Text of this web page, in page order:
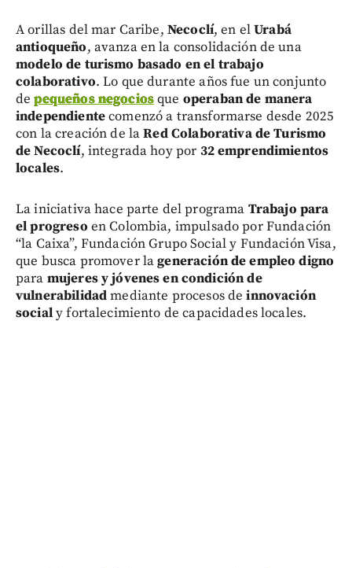
A orillas del mar Caribe, Necoclí, en elUrabá
antioqueño, avanza en la consolidación de una
modelo de turismo basado en el trabajo
colaborativo. Lo que durante años fue un conjunto
depequeños negociosque operaban de manera
independientecomenzó a transformarse desde 2025
con la creación de laRed Colaborativa de Turismo
de Necoclí, integrada hoy por 32 emprendimientos
locales.
La iniciativa hace parte del programa Trabajo para
el progreso en Colombia, impulsado por Fundación
“la Caixa”, Fundación Grupo Social y Fundación Visa,
que busca promover lageneración de empleo digno
para mujeres y jóvenes en condición de
vulnerabilidadmediante procesos deinnovación
socialy fortalecimiento de capacidades locales.